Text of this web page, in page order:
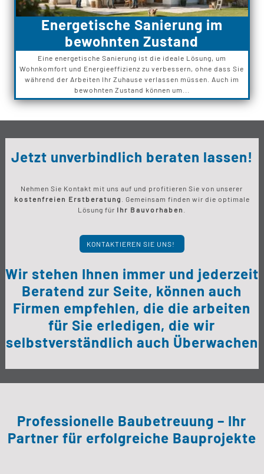
Energetische Sanierung im
bewohnten Zustand
Eine energetische Sanierung ist die ideale Lösung, um
Wohnkomfort und Energieeffizienz zu verbessern, ohne dass Sie
während der Arbeiten Ihr Zuhause verlassen müssen. Auch im
bewohnten Zustand können um...
Jetzt unverbindlich beraten lassen!
Nehmen Sie Kontakt mit uns auf und profitieren Sie von unserer
kostenfreien Erstberatung
. Gemeinsam finden wir die optimale
Lösung für Ihr Bauvorhaben
KONTAKTIEREN SIE UNS!
Wir stehen Ihnen immer und jederzeit
Beratend zur Seite, können auch
Firmen empfehlen, die die arbeiten
für Sie erledigen, die wir
selbstverständlich auch Überwachen
Professionelle Baubetreuung – Ihr
Partner für erfolgreiche Bauprojekte